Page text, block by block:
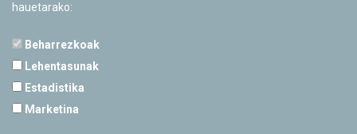
hauetarako:
Beharrezkoak
Lehentasunak
Estadistika
Marketina